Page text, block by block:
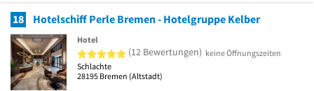
18 Hotelschiff Perle Bremen - Hotelgruppe Kelber
Hotel
5 von 5 Sternen
(12 Bewertungen) keine Öffnungszeiten
Schlachte
28195 Bremen (Altstadt)